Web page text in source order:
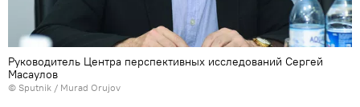
Руководитель Центра перспективных исследований Сергей
Масаулов
© Sputnik / Murad Orujov